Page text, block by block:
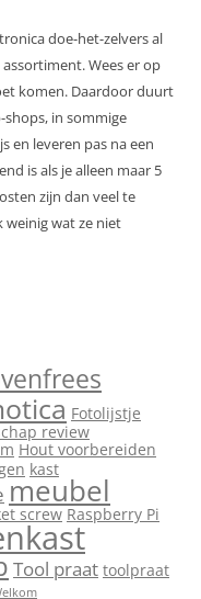
doe-het-zelvers al
Wees er op
komen. Daardoor duurt
shops, in sommige
en leveren pas na een
is als je alleen maar 5
zijn dan veel te
weinig wat ze niet
Fotolijstje
review
Hout voorbereiden
kast
meubel
screw Raspberry Pi
Tool praat toolpraat